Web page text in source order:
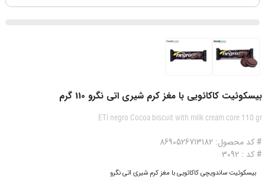
بیسکوئیت کاکائویی با مغز کرم شیری اتی نگرو 110 گرم
ETi negro Cocoa biscuit with milk cream core 110 gr
# کد محصول: 8690526713182
# کد : 3092
بیسکوئیت ساندویچی کاکائویی با مغز کرم شیری اتی نگرو